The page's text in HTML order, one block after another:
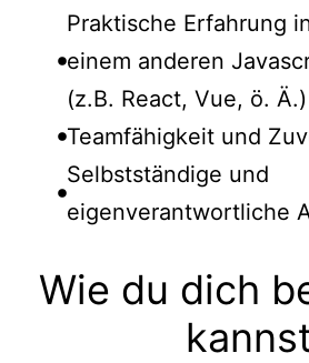
Praktische Erfahrung
einem anderen
(z.B. React, Vue, ö. Ä.)
Teamfähigkeit und
Selbstständige und
eigenverantwortliche
Wie du dich